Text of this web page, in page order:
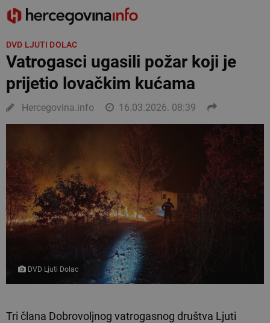
DVD LJUTI DOLAC
Vatrogasci ugasili požar koji je
prijetio lovačkim kućama
Hercegovina.info 16.03.2026. 08:39
DVD Ljuti Dolac
Tri člana Dobrovoljnog vatrogasnog društva Ljuti